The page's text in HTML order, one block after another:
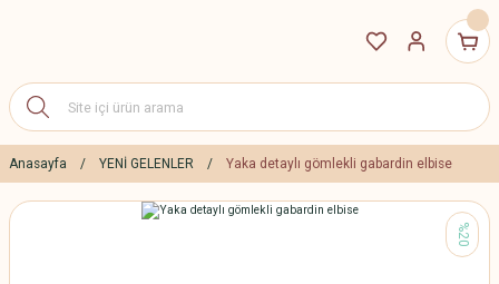
Anasayfa YENİ GELENLER Yaka detaylı gömlekli gabardin elbise
%20